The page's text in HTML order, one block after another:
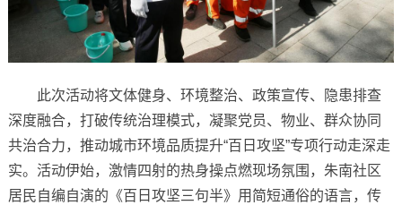
此次活动将文体健身、环境整治、政策宣传、隐患排查
深度融合，打破传统治理模式，凝聚党员、物业、群众协同
共治合力，推动城市环境品质提升“百日攻坚”专项行动走深走
实。活动伊始，激情四射的热身操点燃现场氛围，朱南社区
居民自编自演的《百日攻坚三句半》用简短通俗的语言，传